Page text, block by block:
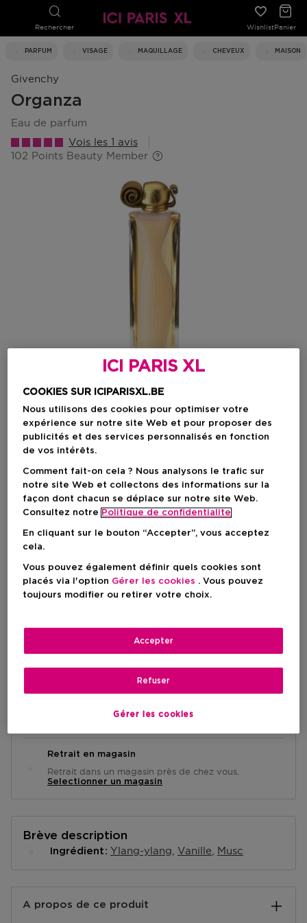
Rechercher WishlistPanier
PARFUM VISAGE MAQUILLAGE CHEVEUX MAISON
Givenchy
Organza
eau de parfum
Vois les 1 avis
102 Points Beauty Member
50 ML En stock
Prix promotionnel
102,50 €
125,00 €
100 ML
Prix promotionnel
142,68 €
Prix promotionnel
102,50 €
Retrait en magasin
Retrait dans un magasin près de chez vous.
Selectionner un magasin
Brève description
Ingrédient Ylang-ylang Vanille Musc
A propos de ce produit
ICI PARIS XL
COOKIES SUR ICIPARISXL.BE
Nous utilisons des cookies pour optimiser votre
expérience sur notre site Web et pour proposer des
publicités et des services personnalisés en fonction
de vos intérêts.
Comment fait-on cela ? Nous analysons le trafic sur
notre site Web et collectons des informations sur la
façon dont chacun se déplace sur notre site Web.
Consultez notre Politique de confidentialite
En cliquant sur le bouton “Accepter”, vous acceptez
cela.
Vous pouvez également définir quels cookies sont
placés via l'option Gérer les cookies . Vous pouvez
toujours modifier ou retirer votre choix.
Gérer les cookies
Refuser
Accepter